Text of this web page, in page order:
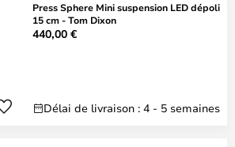
Press Sphere Mini suspension LED dépoli
15 cm - Tom Dixon
440,00 €
Délai de livraison : 4 - 5 semaines